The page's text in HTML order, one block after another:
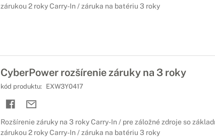
zárukou 2 roky Carry-In / záruka na batériu 3 roky
CyberPower rozšírenie záruky na 3 roky
kód produktu: EXW3Y0417
Rozšírenie záruky na 3 roky Carry-In / pre záložné zdroje so
zárukou 2 roky Carry-In / záruka na batériu 3 roky